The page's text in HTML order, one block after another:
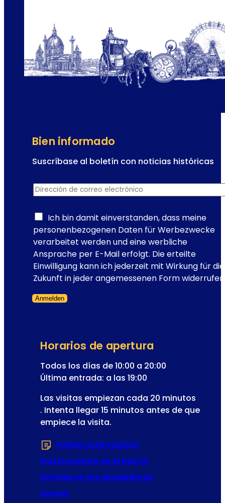
e
l
a
P
o
p
d
e
V
e
n
:
e
l
e
s
c
i
d
e
a
o
p
e
r
e
t
Bien informado
Suscríbase al boletín con noticias históricas
d
e
r
e
c
c
i
n
Dirección de correo electrónico
Ich bin damit einverstanden, dass meine
personenbezogenen Daten für Werbezwecke
verarbeitet werden und eine werbliche
Ansprache per E-Mail erfolgt. Die erteilte
Einwilligung kann ich jederzeit mit Wirkung für die
Zukunft in jeder angemessenen Form
Anmelden
Horarios de apertura
Todos los días de 10:00 a 20:00
Última entrada: a las 19:00
Las visitas empiezan cada 20 minutos
. Intenta llegar 15 minutos antes de que
empiece la visita.
Folleto informativo
Gastronomía en el barrio
Hoteles en los alrededores
Socios